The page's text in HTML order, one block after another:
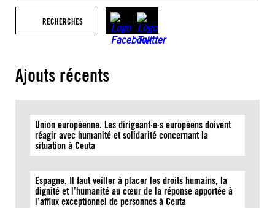
RECHERCHES
Ajouts récents
Union européenne. Les dirigeant·e·s européens doivent
réagir avec humanité et solidarité concernant la
situation à Ceuta
Espagne. Il faut veiller à placer les droits humains, la
dignité et l’humanité au cœur de la réponse apportée à
l’afflux exceptionnel de personnes à Ceuta